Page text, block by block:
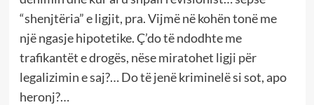
“shenjtëria” e ligjit, pra. Vijmë në kohën tonë me
një ngasje hipotetike. Ç’do të ndodhte me
trafikantët e drogës, nëse miratohet ligji për
legalizimin e saj?… Do të jenë kriminelë si sot, apo
heronj?…